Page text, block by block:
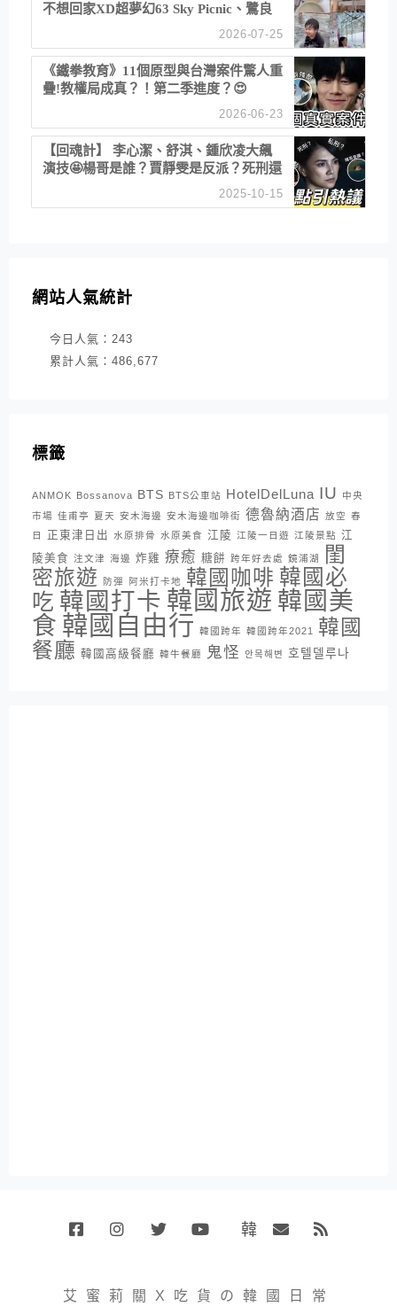
不想回家XD超夢幻63 Sky Picnic、鷺良
津帝王蟹大餐、《淚之女王》拍攝地、漢
2026-07-25
《鐵拳教育》11個原型與台灣案件驚人重
疊!教權局成真？！第二季進度？😍
2026-06-23
【回魂計】 李心潔、舒淇、鍾欣凌大飆
演技🤩楊哥是誰？賈靜雯是反派？死刑還
2025-10-15
網站人氣統計
今日人氣： 243
累計人氣： 486,677
標籤
ANMOK Bossanova BTS BTS公車站 HotelDelLuna IU
中央
市場 佳甫亭 夏天 安木海邊 安木海邊咖啡街 德魯納酒店 放空 春
日
正東津日出 水原排骨 水原美食 江陵 江陵一日遊 江陵景點 江
陵美食 注文津 海邊 炸雞 療癒 糖餅 跨年好去處 鏡浦湖
閨
密旅遊
防彈 阿米打卡地 韓國咖啡 韓國必
吃 韓國打卡 韓國旅遊 韓國美
食 韓國自由行 韓國跨年 韓國跨年2021
韓國
餐廳 韓國高級餐廳 韓牛餐廳 鬼怪 안목해변 호텔델루나
韓
小
賣
艾蜜莉關X吃貨の韓國日常